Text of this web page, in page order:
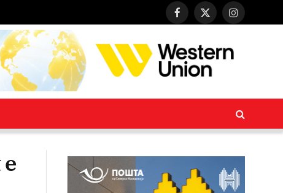
Facebook
X
Instagram